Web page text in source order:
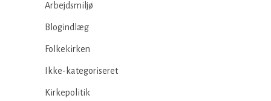
Arbejdsmiljø
Blogindlæg
Folkekirken
Ikke-kategoriseret
Kirkepolitik